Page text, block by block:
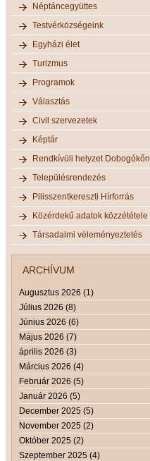
Néptáncegyüttes
Testvérközségeink
Egyházi élet
Turizmus
Programok
Választás
Civil szervezetek
Képtár
Rendkívüli helyzet Dobogókőn
Településrendezés
Pilisszentkereszti Hírforrás
Közérdekű adatok közzététele
Társadalmi véleményeztetés
ARCHÍVUM
Augusztus 2026 (1)
Július 2026 (8)
Június 2026 (6)
Május 2026 (7)
április 2026 (3)
Március 2026 (4)
Február 2026 (5)
Január 2026 (5)
December 2025 (5)
November 2025 (2)
Október 2025 (2)
Szeptember 2025 (4)